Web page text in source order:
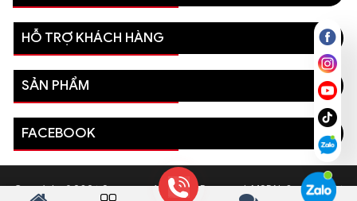
HỖ TRỢ KHÁCH HÀNG
SẢN PHẨM
FACEBOOK
Copyright © 2026 Sencom - All Rights Reserved. MSDN: 0110081996